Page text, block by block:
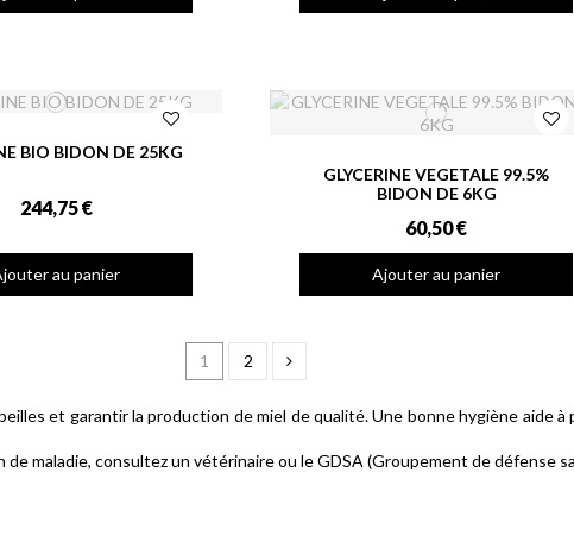
BIO BIDON DE 25KG
244,75 €
au panier
GLYCERINE VEGETALE 99.5%
BIDON DE 6KG
60,50 €
Ajouter au panier
1 2
et garantir la production de miel de qualité. Une bonne hygiène aide
maladie, consultez un vétérinaire ou le GDSA (Groupement de défense